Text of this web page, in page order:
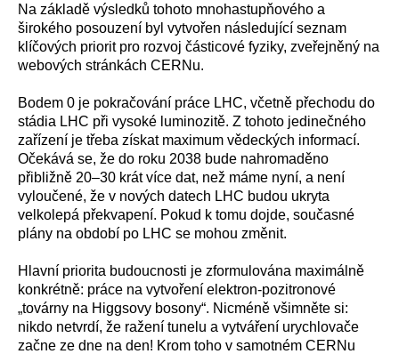
Na základě výsledků tohoto mnohastupňového a
širokého posouzení byl vytvořen následující seznam
klíčových priorit pro rozvoj částicové fyziky, zveřejněný na
webových stránkách CERNu.
Bodem 0 je pokračování práce LHC, včetně přechodu do
stádia LHC při vysoké luminozitě. Z tohoto jedinečného
zařízení je třeba získat maximum vědeckých informací.
Očekává se, že do roku 2038 bude nahromaděno
přibližně 20–30 krát více dat, než máme nyní, a není
vyloučené, že v nových datech LHC budou ukryta
velkolepá překvapení. Pokud k tomu dojde, současné
plány na období po LHC se mohou změnit.
Hlavní priorita budoucnosti je zformulována maximálně
konkrétně: práce na vytvoření elektron-pozitronové
„továrny na Higgsovy bosony“. Nicméně všimněte si:
nikdo netvrdí, že ražení tunelu a vytváření urychlovače
začne ze dne na den! Krom toho v samotném CERNu